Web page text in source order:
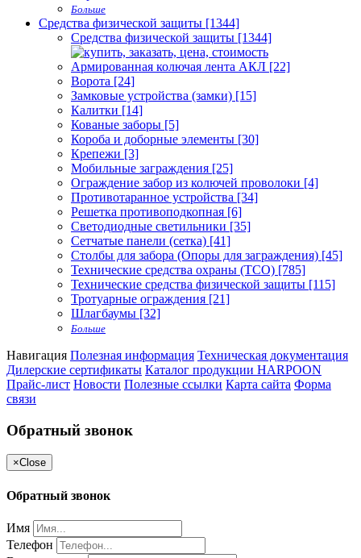
Больше
Средства физической защиты [1344]
Средства физической защиты [1344]
Армированная колючая лента АКЛ [22]
Ворота [24]
Замковые устройства (замки) [15]
Калитки [14]
Кованые заборы [5]
Короба и доборные элементы [30]
Крепежи [3]
Мобильные заграждения [25]
Ограждение забор из колючей проволоки [4]
Противотаранное устройства [34]
Решетка противоподкопная [6]
Светодиодные светильники [35]
Сетчатые панели (сетка) [41]
Столбы для забора (Опоры для заграждения) [45]
Технические средства охраны (ТСО) [785]
Технические средства физической защиты [115]
Тротуарные ограждения [21]
Шлагбаумы [32]
Больше
Навигация Полезная информация Техническая документация
Дилерские сертификаты Каталог продукции HARPOON
Прайс-лист Новости Полезные ссылки Карта сайта Форма
связи
Обратный звонок
×Close
Обратный звонок
Имя
Телефон